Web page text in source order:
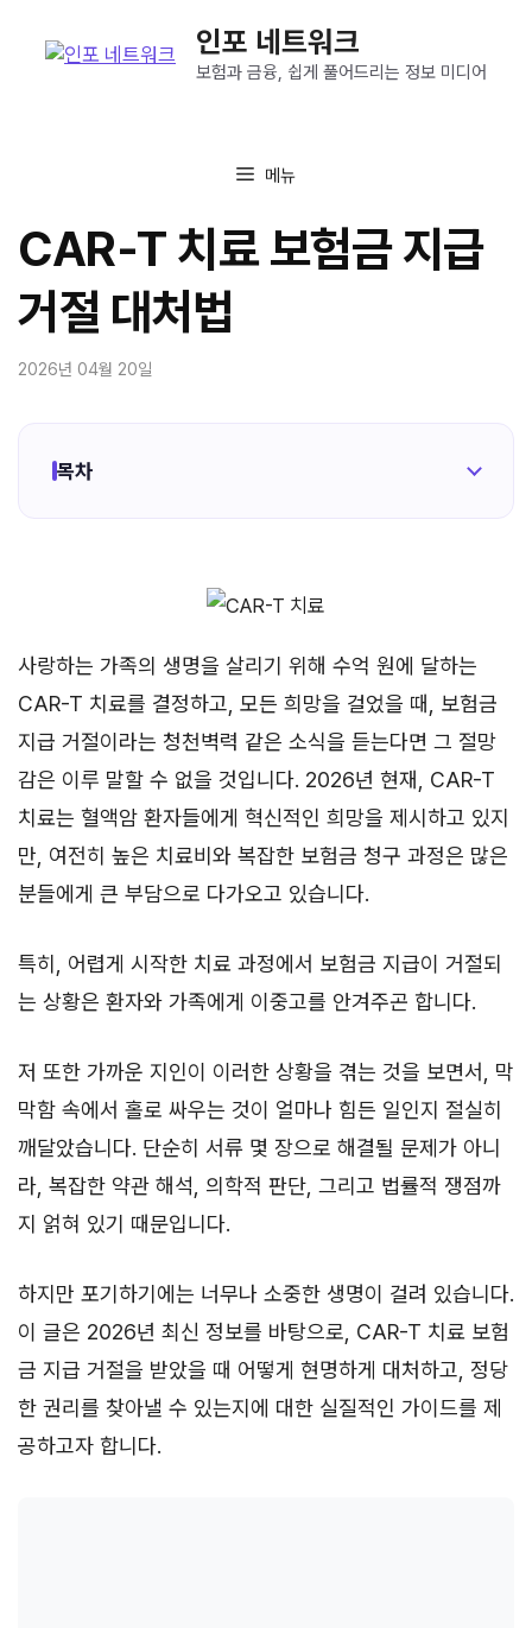
인포 네트워크
보험과 금융, 쉽게 풀어드리는 정보 미디어
메뉴
CAR-T 치료 보험금 지급
거절 대처법
2026년 04월 20일
목차
사랑하는 가족의 생명을 살리기 위해 수억 원에 달하는
CAR-T 치료를 결정하고, 모든 희망을 걸었을 때, 보험금
지급 거절이라는 청천벽력 같은 소식을 듣는다면 그 절망
감은 이루 말할 수 없을 것입니다. 2026년 현재, CAR-T
치료는 혈액암 환자들에게 혁신적인 희망을 제시하고 있지
만, 여전히 높은 치료비와 복잡한 보험금 청구 과정은 많은
분들에게 큰 부담으로 다가오고 있습니다.
특히, 어렵게 시작한 치료 과정에서 보험금 지급이 거절되
는 상황은 환자와 가족에게 이중고를 안겨주곤 합니다.
저 또한 가까운 지인이 이러한 상황을 겪는 것을 보면서, 막
막함 속에서 홀로 싸우는 것이 얼마나 힘든 일인지 절실히
깨달았습니다. 단순히 서류 몇 장으로 해결될 문제가 아니
라, 복잡한 약관 해석, 의학적 판단, 그리고 법률적 쟁점까
지 얽혀 있기 때문입니다.
하지만 포기하기에는 너무나 소중한 생명이 걸려 있습니다.
이 글은 2026년 최신 정보를 바탕으로, CAR-T 치료 보험
금 지급 거절을 받았을 때 어떻게 현명하게 대처하고, 정당
한 권리를 찾아낼 수 있는지에 대한 실질적인 가이드를 제
공하고자 합니다.